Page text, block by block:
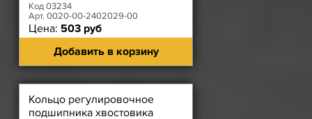
Код 03234
Арт. 0020-00-2402029-00
Цена: 503 руб
Добавить в корзину
Кольцо регулировочное
подшипника хвостовика